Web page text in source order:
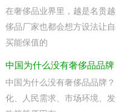
在奢侈品业界里，越是名贵
侈品厂家也都会想方设法让
买能保值的
中国为什么没有奢侈品品牌
中国为什么没有奢侈品品牌
化、人民需求、市场环境、